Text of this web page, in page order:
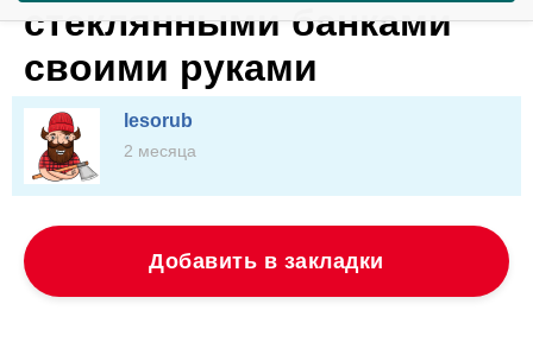
стеклянными банками
своими руками
lesorub
2 месяца
Добавить в закладки